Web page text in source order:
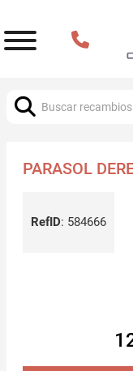
PARASOL
RefID: 584666